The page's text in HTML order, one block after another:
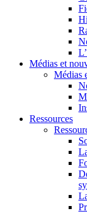
Médias et
Médias
Ressources